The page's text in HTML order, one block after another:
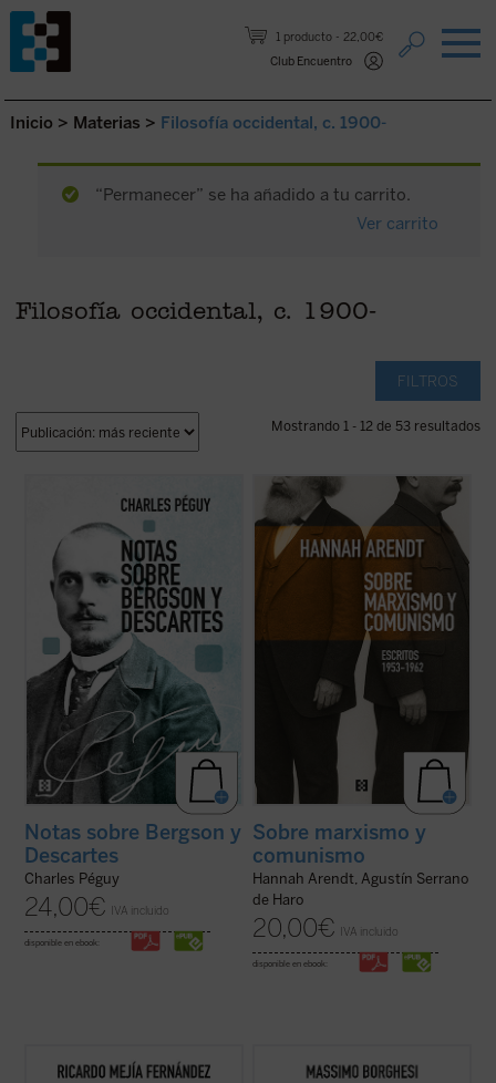
1 producto
22,00€
Club Encuentro
Saltar al contenido.
Inicio > Materias > Filosofía occidental, c. 1900-
“Permanecer” se ha añadido a tu carrito.
Ver carrito
Filosofía occidental, c. 1900-
FILTROS
Mostrando 1 - 12 de 53 resultados
Charles Péguy antes de su muerte trágica
en el frente de la Primera Guerra Mundial:
Nota sobre Henri Bergson y la filosofía
bergsoniana
Nota conjunta sobre
Descartes y la filosofía ...(ver ficha)
Notas sobre Bergson y
Descartes
Charles Péguy
24,00€ IVA incluido
disponible en ebook:
Este libro no solo recupera una faceta
menos conocida —pero crucial— de una de
las mentes más incisivas del siglo XX, sino
que también ofrece herramientas
esenciales para pensar nuestro presente.
Porque, como muestra Arendt, entender ...
(ver ficha)
Sobre marxismo y
comunismo
Hannah Arendt, Agustín Serrano
de Haro
20,00€ IVA incluido
disponible en ebook:
En esta obra quiero establecer el enlace del
transhumanismo con la tradición
Este libro pretende recorrer la evolución
del pensamiento filosófico y político de